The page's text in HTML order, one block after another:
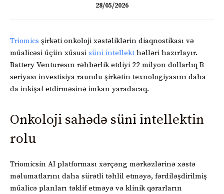
28/05/2026
Triomics şirkəti onkoloji xəstəliklərin diaqnostikası və
müalicəsi üçün xüsusi süni intellekt həlləri hazırlayır.
Battery Venturesın rəhbərlik etdiyi 22 milyon dollarlıq B
seriyası investisiya raundu şirkətin texnologiyasını daha
da inkişaf etdirməsinə imkan yaradacaq.
Onkoloji sahədə süni intellektin
rolu
Triomicsin AI platforması xərçəng mərkəzlərinə xəstə
məlumatlarını daha sürətli təhlil etməyə, fərdiləşdirilmiş
müalicə planları təklif etməyə və klinik qərarların